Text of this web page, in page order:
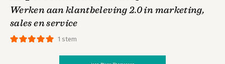
1 stem
Werken aan klantbeleving 2.0 in marketing,
sales en service